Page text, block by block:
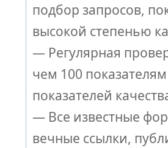
подбор запросов,
высокой степенью
— Регулярная
чем 100
показателей
— Все известные
вечные ссылки,